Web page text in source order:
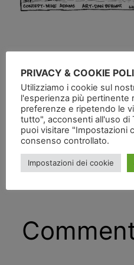
Pubblicatoin
da
Tag:
PRIVACY & COOKIE
Utilizziamo i cookie sul
l'esperienza più pertinente
preferenze e ripetendo le
tutto", acconsenti all'uso di
puoi visitare "Impostazioni
consenso controllato.
Impostazioni dei cookie